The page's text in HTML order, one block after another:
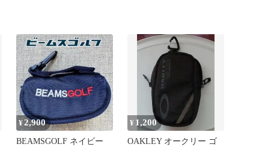
¥2,900
BEAMSGOLF ネイビー
¥ 1,200
OAKLEY オークリー ゴ